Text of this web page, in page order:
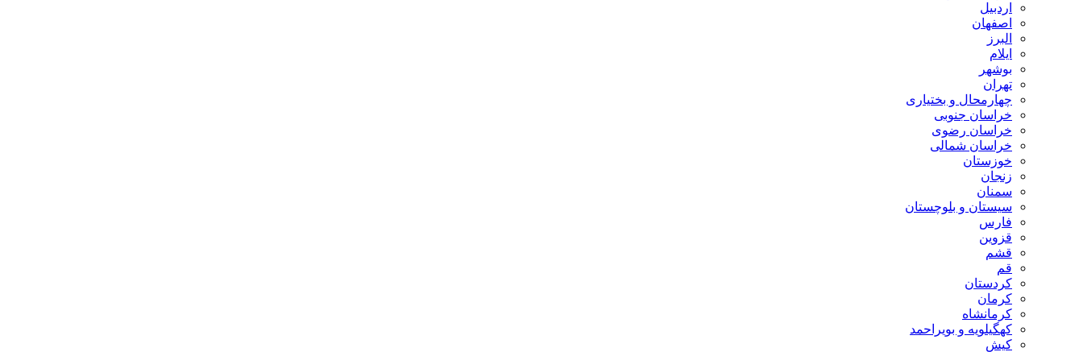
اردبیل
اصفهان
البرز
ایلام
بوشهر
تهران
چهارمحال و بختیاری
خراسان جنوبی
خراسان رضوی
خراسان شمالی
خوزستان
زنجان
سمنان
سیستان و بلوچستان
فارس
قزوین
قشم
قم
کردستان
کرمان
کرمانشاه
کهگیلویه و بویراحمد
کیش